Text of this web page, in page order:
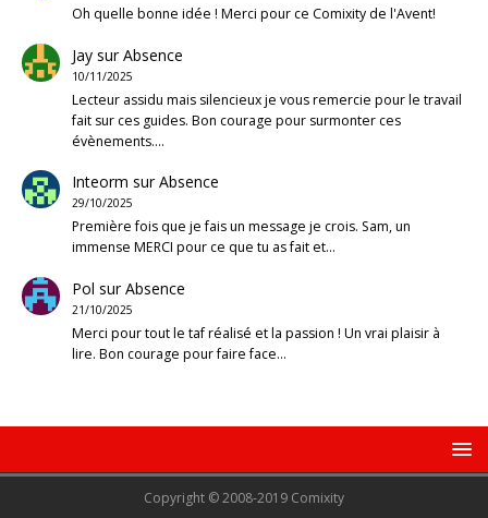
Oh quelle bonne idée ! Merci pour ce Comixity de l'Avent!
JaysurAbsence
10/11/2025
Lecteur assidu mais silencieux je vous remercie pour le travail
fait sur ces guides. Bon courage pour surmonter ces
évènements.…
Inteorm surAbsence
29/10/2025
Première fois que je fais un message je crois. Sam, un
immense MERCI pour ce que tu as fait et…
Pol surAbsence
21/10/2025
Merci pour tout le taf réalisé et la passion ! Un vrai plaisir à
lire. Bon courage pour faire face…
Copyright © 2008-2019 Comixity